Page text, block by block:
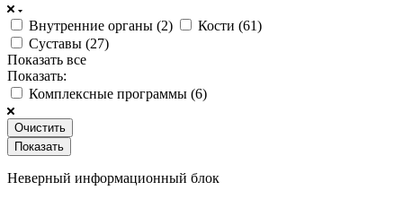
Внутренние органы (2) Кости (61)
Суставы (27)
Показать все
Показать:
Комплексные программы (6)
Очистить
Неверный информационный блок